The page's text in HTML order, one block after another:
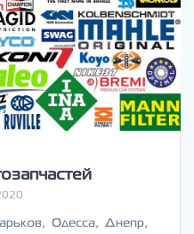
Одесса, Днепр,